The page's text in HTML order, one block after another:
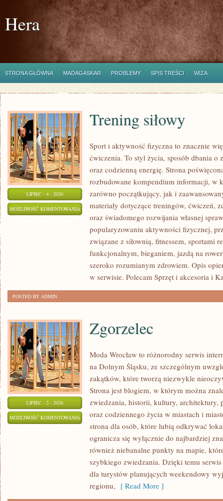
Hera
STRONA GŁÓWNA MADAGASKAR PROBLEMY SPIS TREŚCI WIZA
LIPIEC - 4 - 2026
MOŻLIWOŚĆ KOMENTOWANIA TRENING
SIŁOWY
Trening siłowy
Sport i aktywność fizyczna to znacznie
ćwiczenia. To styl życia, sposób dbania o
oraz codzienną energię. Strona
rozbudowane kompendium informacji, w
zarówno początkujący, jak i
materiały dotyczące treningów, ćwiczeń,
oraz świadomego rozwijania własnej
popularyzowaniu aktywności fizycznej,
związane z siłownią, fitnessem, sportami
funkcjonalnym, bieganiem, jazdą na
szeroko rozumianym zdrowiem. Opis
w serwisie. Polecam Sprzęt i akcesoria i
POSTED BY ADMIN
LIPIEC - 2 - 2026
MOŻLIWOŚĆ KOMENTOWANIA ZGORZELEC
Zgorzelec
Moda Wrocław to różnorodny serwis
na Dolnym Śląsku, ze szczególnym
zakątków, które tworzą niezwykle
Strona jest blogiem, w którym można
zwiedzania, historii, kultury, architektury,
oraz codziennego życia w miastach i
strona dla osób, które lubią odkrywać
ogranicza się wyłącznie do najbardziej
również niebanalne punkty na mapie,
szybkiego zwiedzania. Dzięki temu
dla turystów planujących weekendowy
regionu, [ Read More ]